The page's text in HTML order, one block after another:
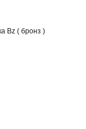
Bz ( бронз )